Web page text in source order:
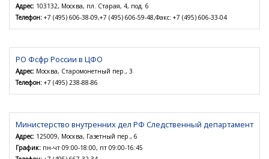
Адрес: 103132, Москва, пл. Старая, 4, под. 6
Телефон: +7 (495) 606-38-09,+7 (495) 606-59-48,Факс: +7 (495) 606-33-04
РО Фсфр России в ЦФО
Адрес: Москва, Старомонетный пер., 3
Телефон: +7 (495) 238-88-86
Министерство внутренних дел РФ Следственный департамент
Адрес: 125009, Москва, Газетный пер., 6
График: пн-чт 09:00-18:00, пт 09:00-16:45